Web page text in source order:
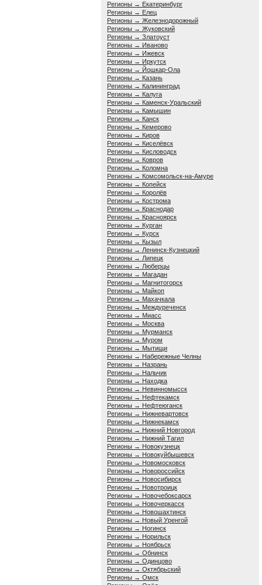
Регионы → Екатеринбург
Регионы → Елец
Регионы → Железнодорожный
Регионы → Жуковский
Регионы → Златоуст
Регионы → Иваново
Регионы → Ижевск
Регионы → Иркутск
Регионы → Йошкар-Ола
Регионы → Казань
Регионы → Калининград
Регионы → Калуга
Регионы → Каменск-Уральский
Регионы → Камышин
Регионы → Канск
Регионы → Кемерово
Регионы → Киров
Регионы → Киселёвск
Регионы → Кисловодск
Регионы → Ковров
Регионы → Коломна
Регионы → Комсомольск-на-Амуре
Регионы → Копейск
Регионы → Королёв
Регионы → Кострома
Регионы → Краснодар
Регионы → Красноярск
Регионы → Курган
Регионы → Курск
Регионы → Кызыл
Регионы → Ленинск-Кузнецкий
Регионы → Липецк
Регионы → Люберцы
Регионы → Магадан
Регионы → Магнитогорск
Регионы → Майкоп
Регионы → Махачкала
Регионы → Междуреченск
Регионы → Миасс
Регионы → Москва
Регионы → Мурманск
Регионы → Муром
Регионы → Мытищи
Регионы → Набережные Челны
Регионы → Назрань
Регионы → Нальчик
Регионы → Находка
Регионы → Невинномысск
Регионы → Нефтекамск
Регионы → Нефтеюганск
Регионы → Нижневартовск
Регионы → Нижнекамск
Регионы → Нижний Новгород
Регионы → Нижний Тагил
Регионы → Новокузнецк
Регионы → Новокуйбышевск
Регионы → Новомосковск
Регионы → Новороссийск
Регионы → Новосибирск
Регионы → Новотроицк
Регионы → Новочебоксарск
Регионы → Новочеркасск
Регионы → Новошахтинск
Регионы → Новый Уренгой
Регионы → Ногинск
Регионы → Норильск
Регионы → Ноябрьск
Регионы → Обнинск
Регионы → Одинцово
Регионы → Октябрьский
Регионы → Омск